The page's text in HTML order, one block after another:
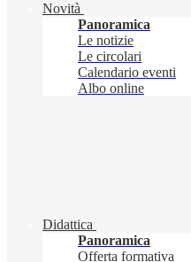
Novità
Panoramica
Le notizie
Le circolari
Calendario eventi
Albo online
Didattica
Panoramica
Offerta formativa